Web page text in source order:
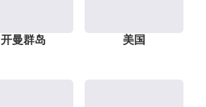
开曼群岛 美国